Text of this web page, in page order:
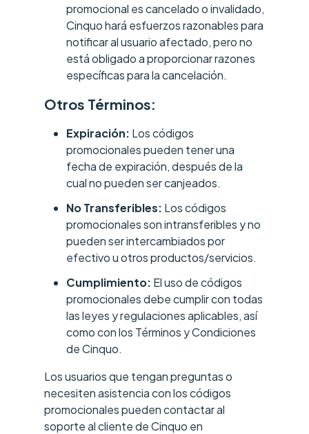
promocional es cancelado o invalidado,
Cinquo hará esfuerzos razonables para
notificar al usuario afectado, pero no
está obligado a proporcionar razones
específicas para la cancelación.
Otros Términos:
Expiración: Los códigos
promocionales pueden tener una
fecha de expiración, después de la
cual no pueden ser canjeados.
No Transferibles: Los códigos
promocionales son intransferibles y no
pueden ser intercambiados por
efectivo u otros productos/servicios.
Cumplimiento: El uso de códigos
promocionales debe cumplir con todas
las leyes y regulaciones aplicables, así
como con los Términos y Condiciones
de Cinquo.
Los usuarios que tengan preguntas o
necesiten asistencia con los códigos
promocionales pueden contactar al
soporte al cliente de Cinquo en